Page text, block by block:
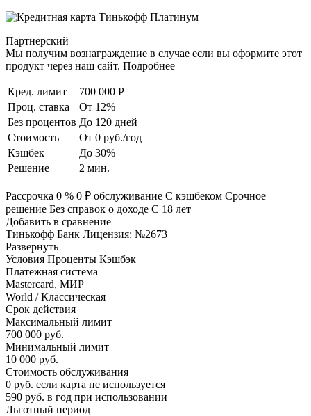
Партнерский
Мы получим вознаграждение в случае если вы оформите этот
продукт через наш сайт. Подробнее
Кред. лимит
700 000 Р
Проц. ставка
От 12%
Без процентов До 120 дней
Стоимость
От 0 руб./год
Кэшбек
До 30%
Решение
2 мин.
Рассрочка 0 % 0 ₽ обслуживание С кэшбеком Срочное
решение Без справок о доходе С 18 лет
Добавить в сравнение
Тинькофф Банк Лицензия: №2673
Развернуть
Условия Проценты Кэшбэк
Платежная система
Mastercard, МИР
World / Классическая
Срок действия
Максимальный лимит
700 000 руб.
Минимальный лимит
10 000 руб.
Стоимость обслуживания
0 руб. если карта не используется
590 руб. в год при использовании
Льготный период